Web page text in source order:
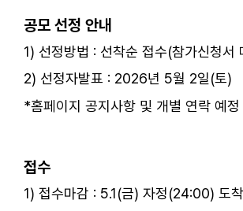
공모 선정 안내
1) 선정방법 : 선착순 접수(참가신청서
2) 선정자발표 : 2026년 5월 2일(토)
*홈페이지 공지사항 및 개별 연락 예정
접수
1) 접수마감 : 5.1(금) 자정(24:00) 도착